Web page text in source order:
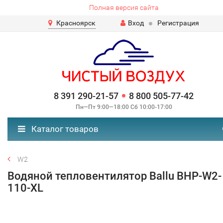
Полная версия сайта
Красноярск
Вход Регистрация
8 391 290-21-57 8 800 505-77-42
Пн—Пт 9:00—18:00 Сб 10:00-17:00
Каталог товаров
W2
Водяной тепловентилятор Ballu BHP-W2-
110-XL